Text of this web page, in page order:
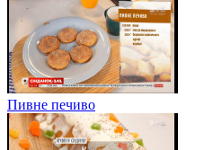
Пивне печиво